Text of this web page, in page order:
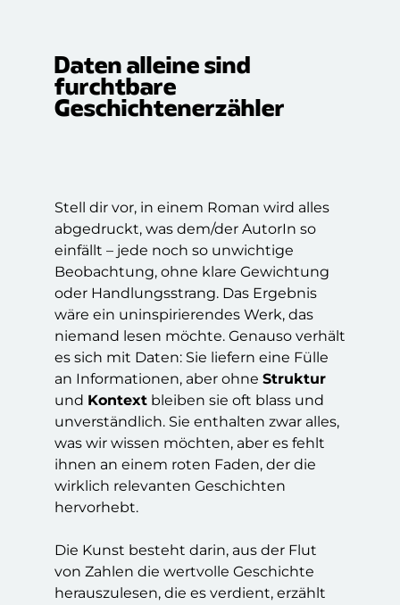
Daten alleine sind
furchtbare
Geschichtenerzähler
Stell dir vor, in einem Roman wird alles
abgedruckt, was dem/der AutorIn so
einfällt – jede noch so unwichtige
Beobachtung, ohne klare Gewichtung
oder Handlungsstrang. Das Ergebnis
wäre ein uninspirierendes Werk, das
niemand lesen möchte. Genauso verhält
es sich mit Daten: Sie liefern eine Fülle
an Informationen, aber ohne Struktur
und Kontext bleiben sie oft blass und
unverständlich. Sie enthalten zwar alles,
was wir wissen möchten, aber es fehlt
ihnen an einem roten Faden, der die
wirklich relevanten Geschichten
hervorhebt.
Die Kunst besteht darin, aus der Flut
von Zahlen die wertvolle Geschichte
herauszulesen, die es verdient, erzählt